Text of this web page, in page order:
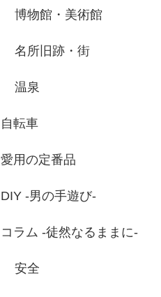
博物館・美術館
名所旧跡・街
温泉
自転車
愛用の定番品
DIY -男の手遊び-
コラム -徒然なるままに-
安全